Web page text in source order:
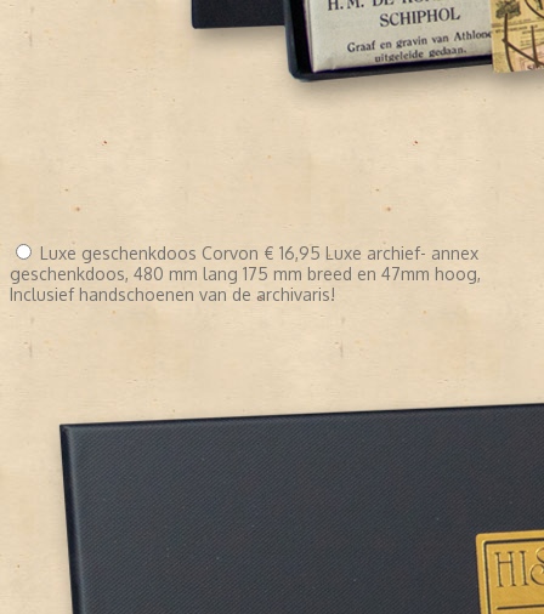
Luxe geschenkdoos Corvon € 16,95 Luxe archief- annex
geschenkdoos, 480 mm lang 175 mm breed en 47mm hoog,
Inclusief handschoenen van de archivaris!